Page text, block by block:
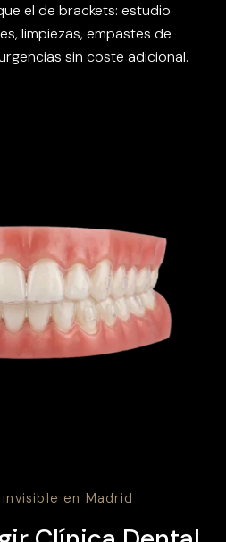
el de brackets: estudio
limpiezas, empastes de
sin coste adicional.
en Madrid